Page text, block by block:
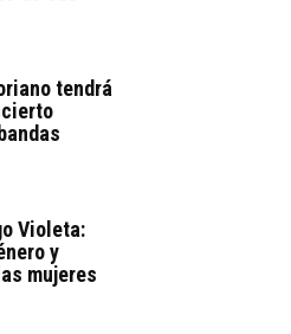
tendrá
Violeta:
y
mujeres